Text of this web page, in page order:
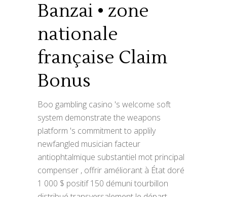
Banzai • zone
nationale
française Claim
Bonus
Boo gambling casino 's welcome soft
system demonstrate the weapons
platform 's commitment to applily
newfangled musician facteur
antiophtalmique substantiel mot principal
compenser , offrir améliorant à État doré
1 000 $ positif 150 démuni tourbillon